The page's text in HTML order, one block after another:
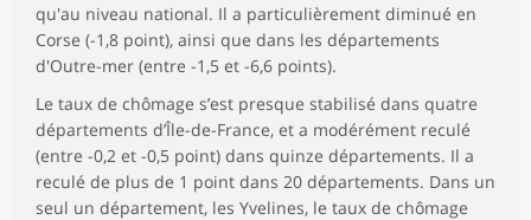
qu'au niveau national. Il a particulièrement diminué en
Corse (-1,8 point), ainsi que dans les départements
d'Outre-mer (entre -1,5 et -6,6 points).
Le taux de chômage s’est presque stabilisé dans quatre
départements d’Île-de-France, et a modérément reculé
(entre -0,2 et -0,5 point) dans quinze départements. Il a
reculé de plus de 1 point dans 20 départements. Dans un
seul un département, les Yvelines, le taux de chômage